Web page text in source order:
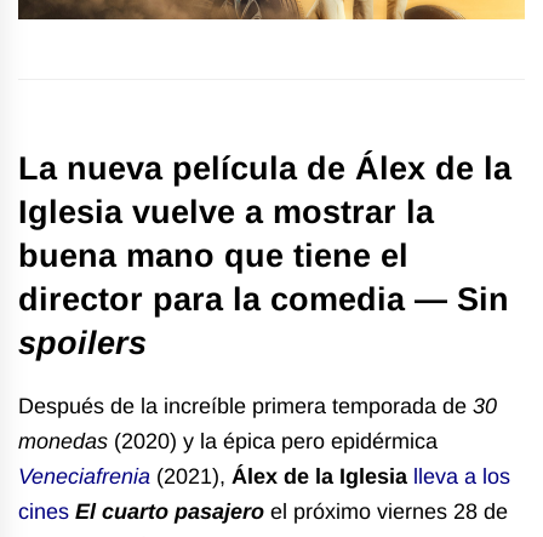
La nueva película de Álex de la
Iglesia vuelve a mostrar la
buena mano que tiene el
director para la comedia — Sin
spoilers
Después de la increíble primera temporada de 30
monedas (2020) y la épica pero epidérmica
Veneciafrenia (2021), Álex de la Iglesia
lleva a los
cines El cuarto pasajero el próximo viernes 28 de